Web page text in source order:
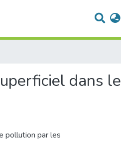
dans le
pollution par les